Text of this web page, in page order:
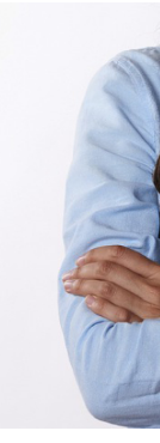
hat. Darüber
Wege